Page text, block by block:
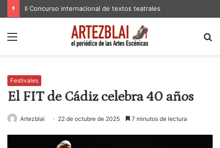
II Concurso internacional de textos teatrales
Menú
Festivales
El FIT de Cádiz celebra 40 años
Artezblai 22 de octubre de 2025 7 minutos de lectura